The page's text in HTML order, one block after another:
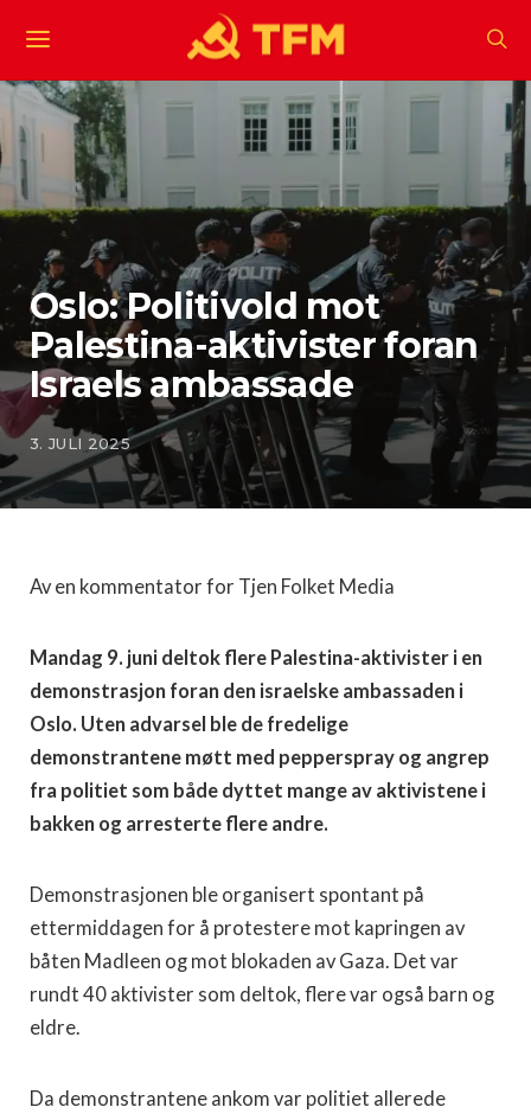
Oslo: Politivold mot
Palestina-aktivister foran
Israels ambassade
3. JULI 2025
Av en kommentator for Tjen Folket Media
Mandag 9. juni deltok flere Palestina-aktivister i en
demonstrasjon foran den israelske ambassaden i
Oslo. Uten advarsel ble de fredelige
demonstrantene møtt med pepperspray og angrep
fra politiet som både dyttet mange av aktivistene i
bakken og arresterte flere andre.
Demonstrasjonen ble organisert spontant på
ettermiddagen for å protestere mot kapringen av
båten Madleen og mot blokaden av Gaza. Det var
rundt 40 aktivister som deltok, flere var også barn og
eldre.
Da demonstrantene ankom var politiet allerede